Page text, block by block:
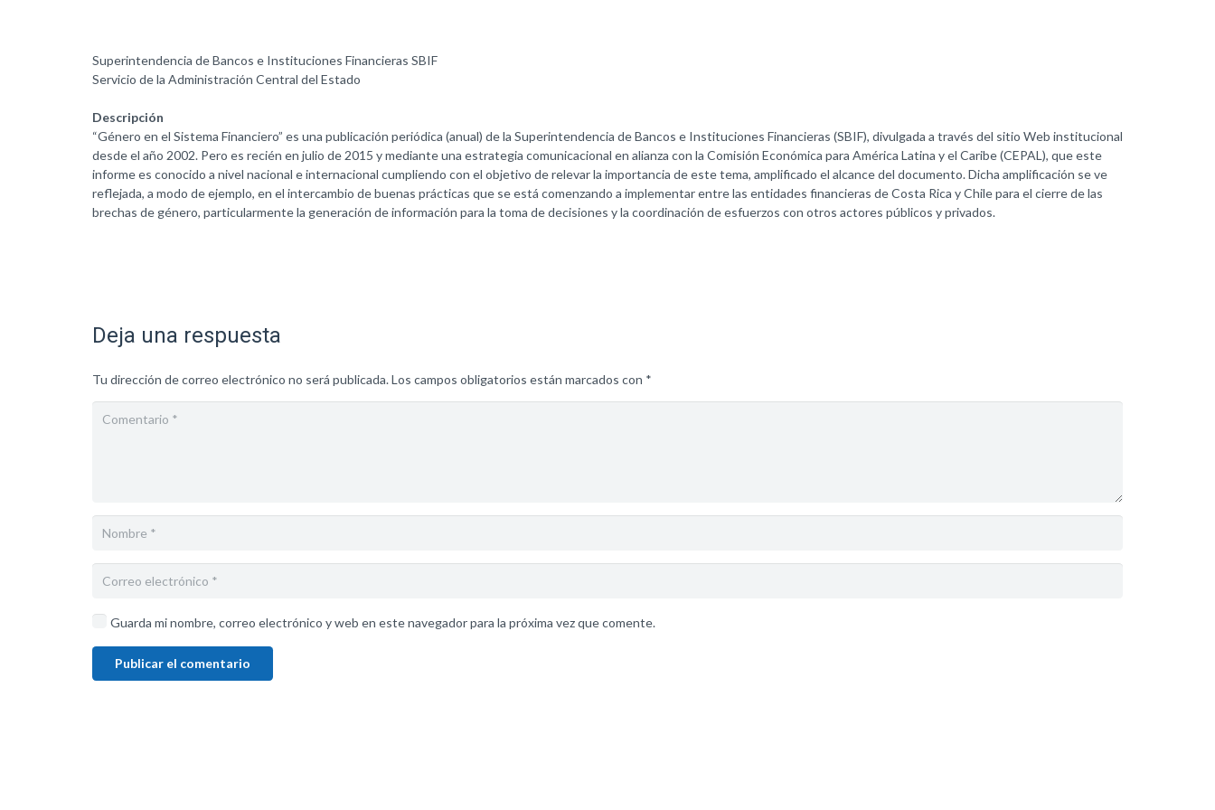
Superintendencia de Bancos e Instituciones Financieras SBIF
Servicio de la Administración Central del Estado
Descripción
“Género en el Sistema Financiero” es una publicación periódica (anual) de la Superintendencia de Bancos e Instituciones Financieras (SBIF), divulgada a través del sitio Web institucional
desde el año 2002. Pero es recién en julio de 2015 y mediante una estrategia comunicacional en alianza con la Comisión Económica para América Latina y el Caribe (CEPAL), que este
informe es conocido a nivel nacional e internacional cumpliendo con el objetivo de relevar la importancia de este tema, amplificado el alcance del documento. Dicha amplificación se ve
reflejada, a modo de ejemplo, en el intercambio de buenas prácticas que se está comenzando a implementar entre las entidades financieras de Costa Rica y Chile para el cierre de las
brechas de género, particularmente la generación de información para la toma de decisiones y la coordinación de esfuerzos con otros actores públicos y privados.
Deja una respuesta
Tu dirección de correo electrónico no será publicada.Los campos obligatorios están marcados con *
Guarda mi nombre, correo electrónico y web en este navegador para la próxima vez que comente.
Publicar el comentario